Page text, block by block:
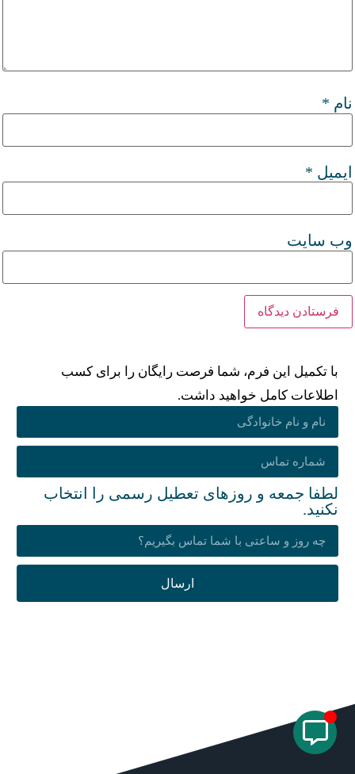
نام *
ایمیل *
وب‌ سایت
با تکمیل این فرم، شما فرصت رایگان را برای کسب
اطلاعات کامل خواهید داشت.
لطفا جمعه و روزهای تعطیل رسمی را انتخاب
نکنید.
ارسال